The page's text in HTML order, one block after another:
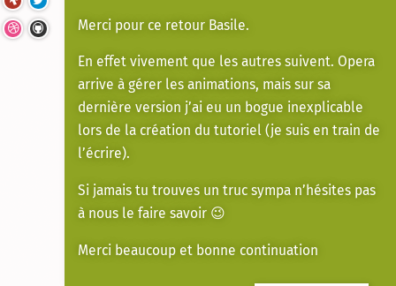
Merci pour ce retour Basile.
En effet vivement que les autres suivent. Opera
arrive à gérer les animations, mais sur sa
dernière version j’ai eu un bogue inexplicable
lors de la création du tutoriel (je suis en train de
l’écrire).
Si jamais tu trouves un truc sympa n’hésites pas
à nous le faire savoir 😉
Merci beaucoup et bonne continuation